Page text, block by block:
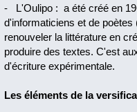
- L'Oulipo : a été créé en
d'informaticiens et de
renouveler la littérature en
produire des textes. C'est
d'écriture expérimentale.
Les éléments de la